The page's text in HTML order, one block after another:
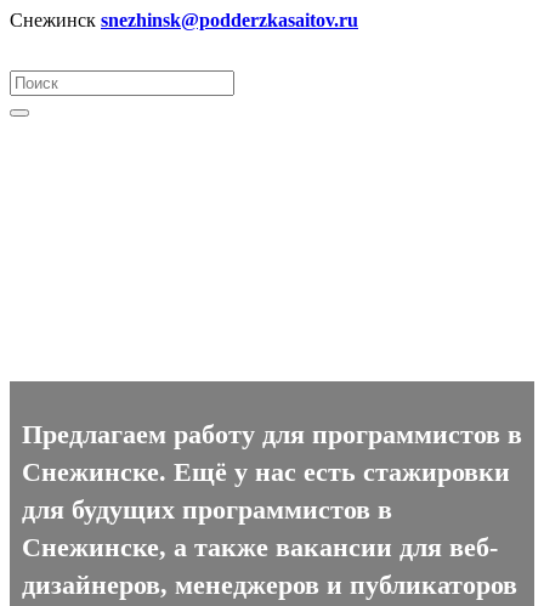
Снежинск snezhinsk@podderzkasaitov.ru
Предлагаем работу для программистов в
Снежинске. Ещё у нас есть стажировки
для будущих программистов в
Снежинске, а также вакансии для веб-
дизайнеров, менеджеров и публикаторов